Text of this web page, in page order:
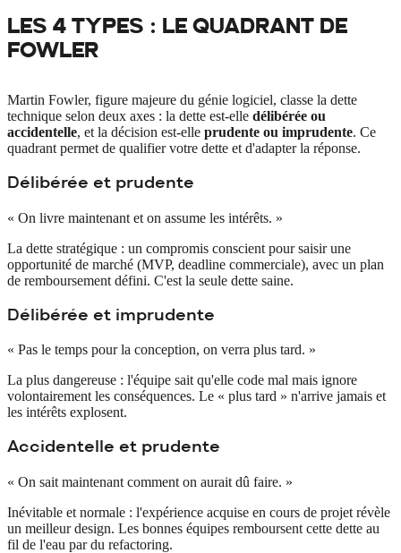
LES 4 TYPES : LE QUADRANT DE
FOWLER
Martin Fowler, figure majeure du génie logiciel, classe la dette
technique selon deux axes : la dette est-elle délibérée ou
accidentelle, et la décision est-elle prudente ou imprudente. Ce
quadrant permet de qualifier votre dette et d'adapter la réponse.
Délibérée et prudente
« On livre maintenant et on assume les intérêts. »
La dette stratégique : un compromis conscient pour saisir une
opportunité de marché (MVP, deadline commerciale), avec un plan
de remboursement défini. C'est la seule dette saine.
Délibérée et imprudente
« Pas le temps pour la conception, on verra plus tard. »
La plus dangereuse : l'équipe sait qu'elle code mal mais ignore
volontairement les conséquences. Le « plus tard » n'arrive jamais et
les intérêts explosent.
Accidentelle et prudente
« On sait maintenant comment on aurait dû faire. »
Inévitable et normale : l'expérience acquise en cours de projet révèle
un meilleur design. Les bonnes équipes remboursent cette dette au
fil de l'eau par du refactoring.